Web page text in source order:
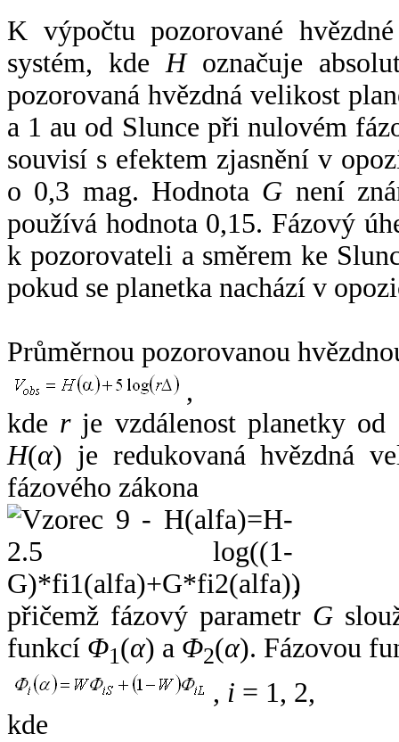
K výpočtu pozorované
systém, kde Hoznačuje
pozorovaná hvězdná velikost
a 1 au od Slunce při nulovém
souvisí s efektem zjasnění v
o 0,3 mag. Hodnota G není
používá hodnota 0,15. Fázový
k pozorovateli a směrem ke
pokud se planetka nachází v
Průměrnou pozorovanou
,
kde rje vzdálenost planetky od
H(α) je redukovaná hvězdná
fázového zákona
,
přičemž fázový parametr G
funkcí Φ1(α) a Φ2(α). Fázovou
, i = 1, 2,
kde